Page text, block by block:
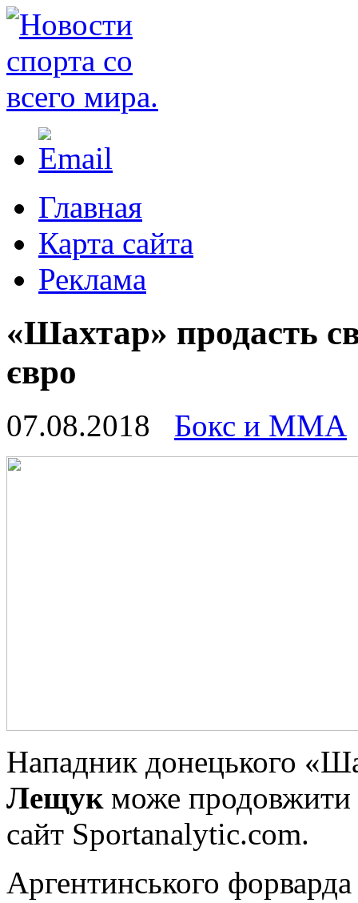
Главная
Карта сайта
Реклама
«Шахтар» продасть
євро
07.08.2018 Бокс и ММА
Нaпaдник донецького
Лещукможе продовжити
сайт Sportanalytic.com.
Аргентинського